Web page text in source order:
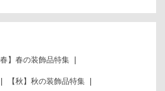
春】春の装飾品特集
【秋】秋の装飾品特集